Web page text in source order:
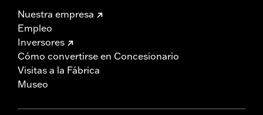
Nuestra empresa
Empleo
Inversores
Cómo convertirse en Concesionario
Visitas a la Fábrica
Museo